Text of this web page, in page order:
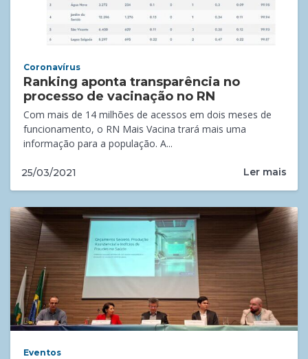
Coronavírus
Ranking aponta transparência no
processo de vacinação no RN
Com mais de 14 milhões de acessos em dois meses de
funcionamento, o RN Mais Vacina trará mais uma
informação para a população. A...
25/03/2021 Ler mais
Eventos